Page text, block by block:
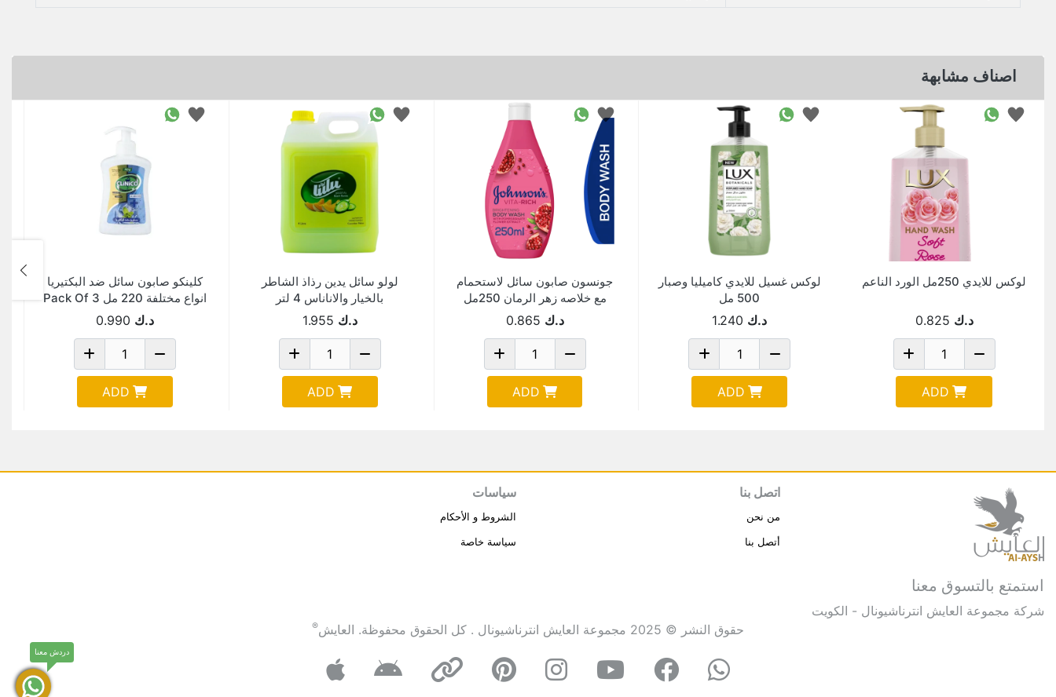
اصناف مشابهة
لوكس للايدي 250مل الورد الناعم
د.ك 0.825
ADD
لوكس غسيل للايدي كاميليا وصبار
500 مل
د.ك 1.240
ADD
جونسون صابون سائل لاستحمام
مع خلاصه زهر الرمان 250مل
د.ك 0.865
ADD
لولو سائل يدين رذاذ الشاطر
بالخيار والاناناس 4 لتر
د.ك 1.955
ADD
كلينكو صابون سائل ضد البكتيريا
انواع مختلفة 220 مل Pack Of 3
د.ك 0.990
ADD
استمتع بالتسوق معنا
شركة مجموعة العايش انترناشيونال - الكويت
اتصل بنا
من نحن
أتصل بنا
سياسات
الشروط و الأحكام
سياسة خاصة
حقوق النشر © 2025 مجموعة العايش انترناشيونال . كل الحقوق محفوظة. العايش®
دردش معنا